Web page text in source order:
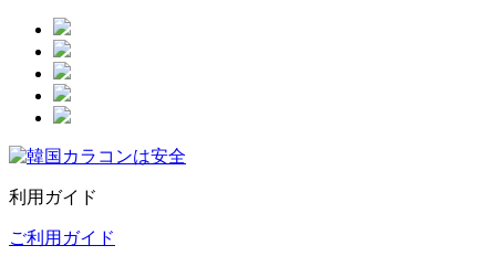
利用ガイド
ご利用ガイド